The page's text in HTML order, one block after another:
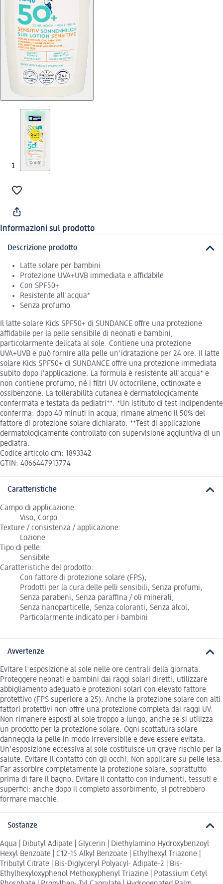
Informazioni sul prodotto
Descrizione prodotto
Latte solare per bambini
Protezione UVA+UVB immediata e affidabile
Con SPF50+
Resistente all'acqua*
Senza profumo
Il latte solare Kids SPF50+ di SUNDANCE offre una protezione
affidabile per la pelle sensibile di neonati e bambini,
particolarmente delicata al sole. Contiene una protezione
UVA+UVB e può fornire alla pelle un'idratazione per 24 ore. Il latte
solare Kids SPF50+ di SUNDANCE offre una protezione immediata
subito dopo l'applicazione. La formula è resistente all'acqua* e
non contiene profumo, né i filtri UV octocrilene, octinoxate e
ossibenzone. La tollerabilità cutanea è dermatologicamente
confermata e testata da pediatri**. *Un istituto di test indipendente
conferma: dopo 40 minuti in acqua, rimane almeno il 50% del
fattore di protezione solare dichiarato. **Test di applicazione
dermatologicamente controllato con supervisione aggiuntiva di un
pediatra.
Codice articolo dm: 1893342
GTIN: 4066447913774
Caratteristiche
Campo di applicazione:
Viso, Corpo
Texture / consistenza / applicazione:
Lozione
Tipo di pelle:
Sensibile
Caratteristiche del prodotto:
Con fattore di protezione solare (FPS),
Prodotti per la cura delle pelli sensibili, Senza profumi,
Senza parabeni, Senza paraffina / oli minerali,
Senza nanoparticelle, Senza coloranti, Senza alcol,
Particolarmente indicato per i bambini
Avvertenze
Evitare l'esposizione al sole nelle ore centrali della giornata.
Proteggere neonati e bambini dai raggi solari diretti, utilizzare
abbigliamento adeguato e protezioni solari con elevato fattore
protettivo (FPS superiore a 25). Anche la protezione solare con alti
fattori protettivi non oﬀre una protezione completa dai raggi UV.
Non rimanere esposti al sole troppo a lungo, anche se si utilizza
un prodotto per la protezione solare. Ogni scottatura solare
danneggia la pelle in modo irreversibile e deve essere evitata.
Un'esposizione eccessiva al sole costituisce un grave rischio per la
salute. Evitare il contatto con gli occhi. Non applicare su pelle lesa.
Far assorbire completamente la protezione solare, soprattutto
prima di fare il bagno. Evitare il contatto con indumenti, tessuti e
superﬁci: anche dopo il completo assorbimento, si potrebbero
formare macchie.
Sostanze
Aqua | Dibutyl Adipate | Glycerin | Diethylamino Hydroxybenzoyl
Hexyl Benzoate | C12-15 Alkyl Benzoate | Ethylhexyl Triazone |
Tributyl Citrate | Bis-Diglyceryl Polyacyl- Adipate-2 | Bis-
Ethylhexyloxyphenol Methoxyphenyl Triazine | Potassium Cetyl